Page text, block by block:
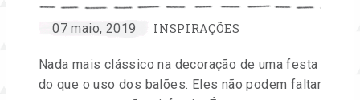
negócio
de
Publicado
07 maio, 2019
por
na
Festa
CATEGORIAS:
INSPIRAÇÕES
Nada mais clássico na decoração de uma festa
do que o uso dos balões. Eles não podem faltar